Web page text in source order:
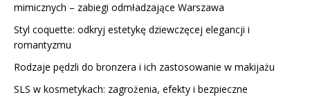
mimicznych – zabiegi odmładzające Warszawa
Styl coquette: odkryj estetykę dziewczęcej elegancji i
romantyzmu
Rodzaje pędzli do bronzera i ich zastosowanie w makijażu
SLS w kosmetykach: zagrożenia, efekty i bezpieczne